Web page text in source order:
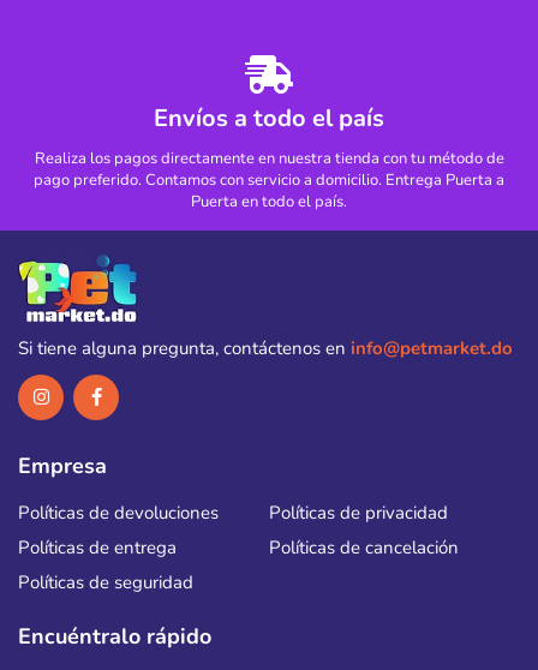
Envíos a todo el país
Realiza los pagos directamente en nuestra tienda con tu método de
pago preferido. Contamos con servicio a domicilio. Entrega Puerta a
Puerta en todo el país.
Si tiene alguna pregunta, contáctenos en info@petmarket.do
Empresa
Políticas de devoluciones
Políticas de privacidad
Políticas de entrega
Políticas de cancelación
Políticas de seguridad
Encuéntralo rápido